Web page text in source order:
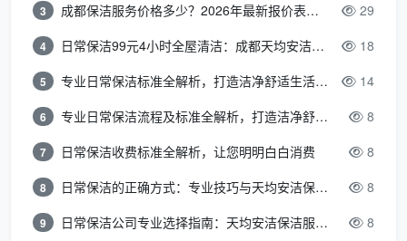
态。
自备专业工具，不加收器械费
品牌自持工业级干湿两用吸尘器、背肩式蒸汽机以及
无残留清洁剂，清除玻璃胶、乳胶漆和静电粉尘的能
机器”为由额外加价，天均安洁则将工具成本统包在
每平方单价中。
售后跟踪，48小时处理机制
3 成都保洁服务价格多少？2026年最新报价表来了，这一篇看透所有费用 29
4 日常保洁99元4小时全屋清洁：成都天均安洁保洁超值服务全解析 18
5 专业日常保洁标准全解析，打造洁净舒适生活空间 14
6 专业日常保洁流程及标准全解析，打造洁净舒适环境 8
7 日常保洁收费标准全解析，让您明明白白消费 8
8 日常保洁的正确方式：专业技巧与天均安洁保洁服务全解析 8
9 日常保洁公司专业选择指南：天均安洁保洁服务全解析 8